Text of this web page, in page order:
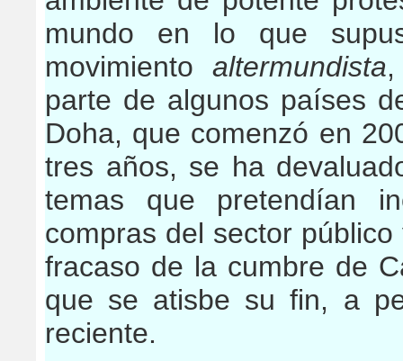
mundo en lo que
movimiento altermundista
parte de algunos países
Doha, que comenzó en
tres años, se ha
temas que pretendían
compras del sector
fracaso de la cumbre de
que se atisbe su fin, a
reciente.